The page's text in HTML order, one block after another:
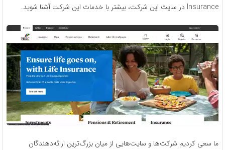
Insurance در سایت این شرکت، بیشتر با خدمات این شرکت آشنا شوید.
ما سعی کردیم شرکت‌ها و سایت‌هایی از میان بزرگ‌ترین ارائه‌دهندگان